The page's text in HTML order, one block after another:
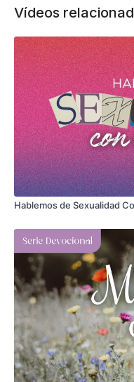
Vídeos
Hablemos de Sexualidad